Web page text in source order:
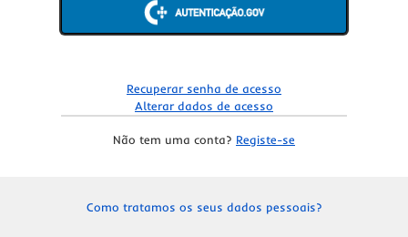
Recuperar senha de acesso
Alterar dados de acesso
Não tem uma conta? Registe-se
Como tratamos os seus dados pessoais?